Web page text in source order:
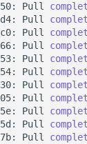
Pull
Pull
Pull
Pull
Pull
Pull
Pull
Pull
Pull
Pull
Pull